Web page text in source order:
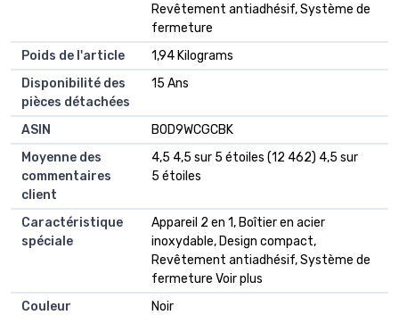
Revêtement antiadhésif, Système de
fermeture
Poids de l'article
‎1,94 Kilograms
Disponibilité des
pièces détachées
‎15 Ans
ASIN
B0D9WCGCBK
Moyenne des
commentaires
client
4,5 4,5 sur 5 étoiles (12 462) 4,5 sur
5 étoiles
Caractéristique
spéciale
Appareil 2 en 1, Boîtier en acier
inoxydable, Design compact,
Revêtement antiadhésif, Système de
fermeture Voir plus
Couleur
Noir